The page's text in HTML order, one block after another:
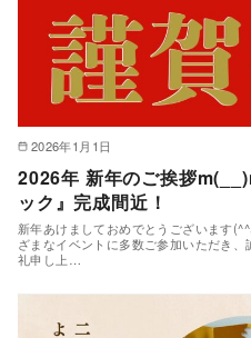
2026年1月1日
2026年 新年のご挨拶
ック』完成間近！
新年あけましておめでとうございます
ざまなイベントに多数ご参加いただき
礼申し上…